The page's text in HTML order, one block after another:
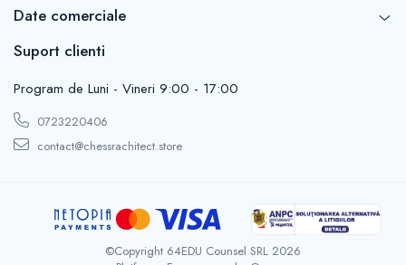
Date comerciale
Suport clienti
Program de Luni - Vineri 9:00 - 17:00
0723220406
contact@chessrachitect.store
©Copyright 64EDU Counsel SRL 2026